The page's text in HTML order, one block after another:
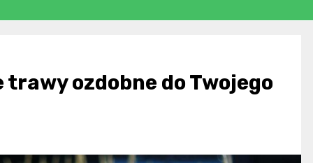
ozdobne do Twojego